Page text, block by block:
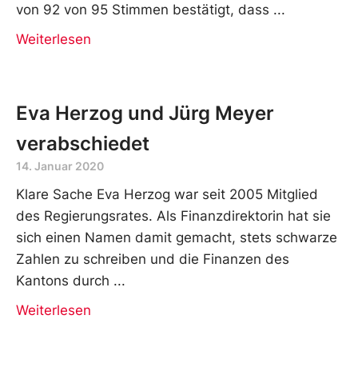
von 92 von 95 Stimmen bestätigt, dass
Weiterlesen
Eva Herzog und Jürg Meyer
verabschiedet
14. Januar 2020
Klare Sache Eva Herzog war seit 2005 Mitglied
des Regierungsrates. Als Finanzdirektorin hat sie
sich einen Namen damit gemacht, stets schwarze
Zahlen zu schreiben und die Finanzen des
Kantons durch
Weiterlesen